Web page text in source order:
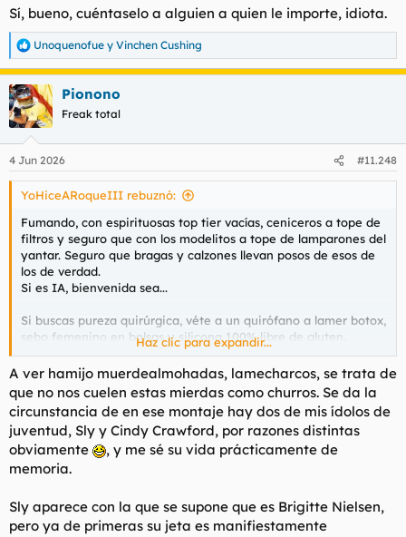
Sí, bueno, cuéntaselo a alguien a quien le importe, idiota.
R
e
a
c
c
i
e
s
Unoquenofue y Vinchen Cushing
Pionono
Freak total
4 Jun 2026 #11.248
YoHiceARoqueIII rebuznó:
Fumando, con espirituosas top tier vacías, ceniceros a tope de
filtros y seguro que con los modelitos a tope de lamparones del
yantar. Seguro que bragas y calzones llevan posos de esos de
los de verdad.
Si es IA, bienvenida sea...
Si buscas pureza quirúrgica, véte a un quirófano a lamer botox,
sebo femenino en bolsas y silicona 100% libre de gluten.
MARICÓN.
Haz clic para expandir...
A ver hamijo muerdealmohadas, lamecharcos, se trata de
que no nos cuelen estas mierdas como churros. Se da la
circunstancia de en ese montaje hay dos de mis ídolos de
juventud, Sly y Cindy Crawford, por razones distintas
obviamente
, y me sé su vida prácticamente de
memoria.
Sly aparece con la que se supone que es Brigitte Nielsen,
pero ya de primeras su jeta es manifiestamente